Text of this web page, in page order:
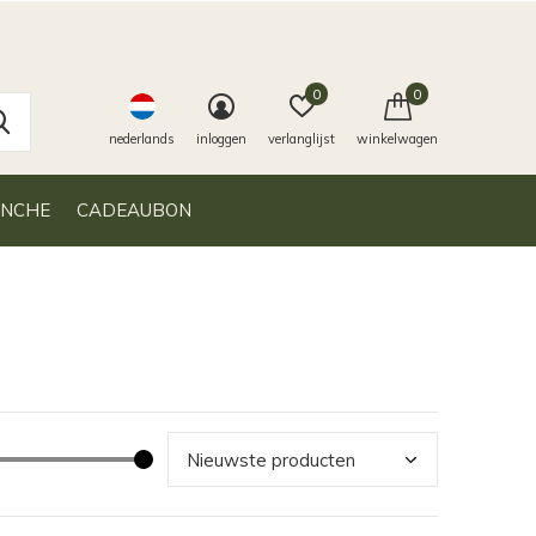
CADEAUBON
nederlands inloggen verlanglijst
0
winkelwagen
0